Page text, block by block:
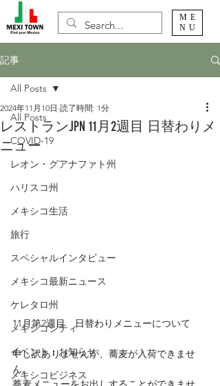
ME
NU
記事
All Posts
COVID-19
レオン・グアナファト州
ハリスコ州
メキシコ生活
旅行
スペシャルインタビュー
メキシコ最新ニュース
ケレタロ州
メキシコシティ
イベント・お知らせ
メキシコビジネス
All Posts
レストランJPN 11月2週目 日替わりメ
ニュー
2024年11月10日 読了時間: 1分
11月第2週目　日替わりメニューについて
申し訳ありませんが、蕎麦が入荷できませ
ん。